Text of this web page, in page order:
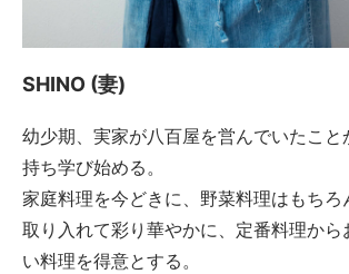
SHINO (妻)
幼少期、実家が八百屋を営んでいたこと
持ち学び始める。
家庭料理を今どきに、野菜料理はもちろ
取り入れて彩り華やかに、定番料理から
い料理を得意とする。